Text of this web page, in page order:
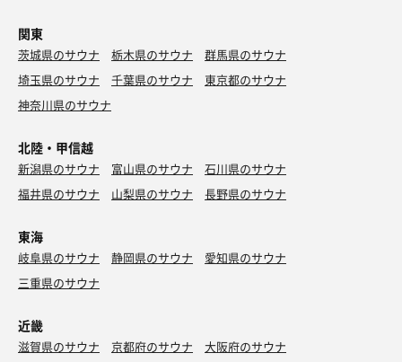
関東
茨城県のサウナ 栃木県のサウナ
群馬県のサウナ
埼玉県のサウナ
千葉県のサウナ
東京都のサウナ
神奈川県のサウナ
北陸・甲信越
新潟県のサウナ 富山県のサウナ
石川県のサウナ
福井県のサウナ
山梨県のサウナ 長野県のサウナ
東海
岐阜県のサウナ 静岡県のサウナ
愛知県のサウナ
三重県のサウナ
近畿
滋賀県のサウナ 京都府のサウナ
大阪府のサウナ